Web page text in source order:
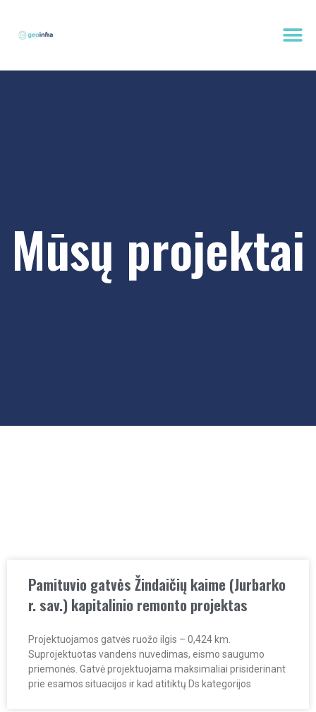
Mūsų projektai
Pamituvio gatvės Žindaičių kaime (Jurbarko
r. sav.) kapitalinio remonto projektas
Projektuojamos gatvės ruožo ilgis – 0,424 km.
Suprojektuotas vandens nuvedimas, eismo saugumo
priemonės. Gatvė projektuojama maksimaliai prisiderinant
prie esamos situacijos ir kad atitiktų Ds kategorijos